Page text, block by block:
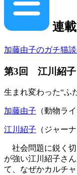
連載
加藤由子のガチ猫
第3回 江川紹子
生まれ変わった“ふ
加藤由子 （動物ラ
江川紹子 （ジャー
社会問題に鋭く切
が強い江川紹子さ
て、なぜかカルチ